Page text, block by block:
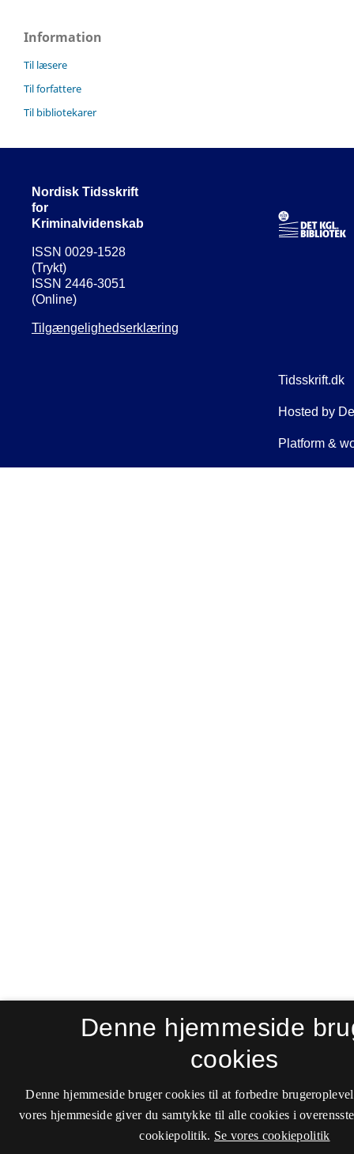
Information
Til læsere
Til forfattere
Til bibliotekarer
Nordisk Tidsskrift
for
Kriminalvidenskab
ISSN 0029-1528
(Trykt)
ISSN 2446-3051
(Online)
Tilgængelighedserklæring
Denne hjemmeside
cookies
Denne hjemmeside bruger cookies til at forbedre
vores hjemmeside giver du samtykke til alle cookies i
cookiepolitik. Se vores cookiepolitik